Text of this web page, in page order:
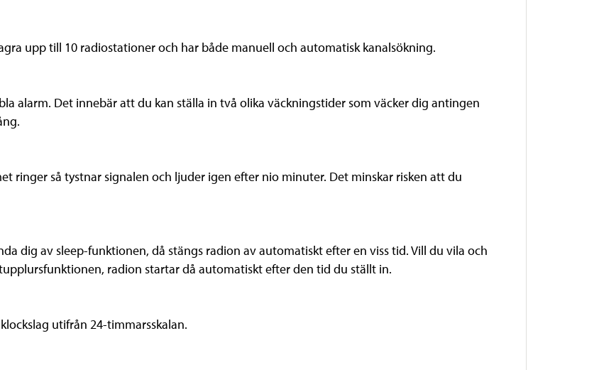
upp till 10 radiostationer och har både manuell och automatisk kanalsökning.
alarm. Det innebär att du kan ställa in två olika väckningstider som väcker dig antingen
ringer så tystnar signalen och ljuder igen efter nio minuter. Det minskar risken att du
dig av sleep-funktionen, då stängs radion av automatiskt efter en viss tid. Vill du vila och
radion startar då automatiskt efter den tid du ställt in.
utifrån 24-timmarsskalan.